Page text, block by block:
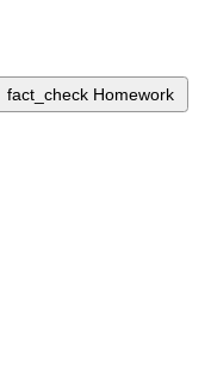
fact_check Homework